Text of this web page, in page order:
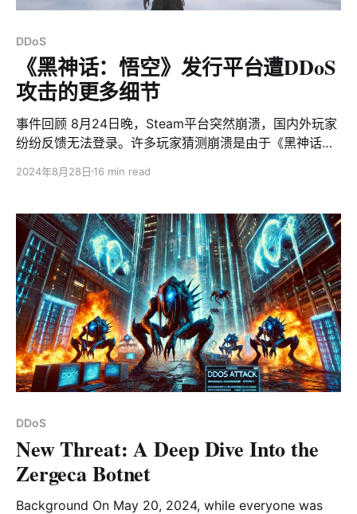
DDoS
《黑神话：悟空》发行平台遭DDoS
攻击的更多细节
事件回顾 8月24日晚，Steam平台突然崩溃，国内外玩家
纷纷反馈无法登录。许多玩家猜测崩溃是由于《黑神话：
的公告，此次Steam崩溃实际上是因为遭受了大规模
Steam 中断情况 关于此次事件XLab的观察 XLAB大网威
胁感知系统对最近的DDoS攻击事件进行了深入观察。我
们注意到，此次攻击涉及了近60个僵尸网络主控节点，这
一规模远超过常规僵尸网络的控制范围。这些主控节点协
同指挥了大量被感染的bots，以波次方式发起了攻击。 攻
击的目标包括Steam在全球13个地区的服务器IP，包括中
国、美国、新加坡、瑞典、德国、奥地利、西班牙、英
国、日本、韩国、澳大利亚、智利和荷兰。值得注意的
是，除了Steam自身的服务器外，国内完美世界代理的
Steam服务器也被列为攻击目标。总计，有107个服务器IP
意选择在各个时区的游戏玩家在线高峰时段发起攻击，以
实现最大的破坏效果。 从攻击的时间选择、
2024年8月28日 16 min read
DDoS
New Threat: A Deep Dive Into the
Zergeca Botnet
Background On May 20, 2024, while everyone was